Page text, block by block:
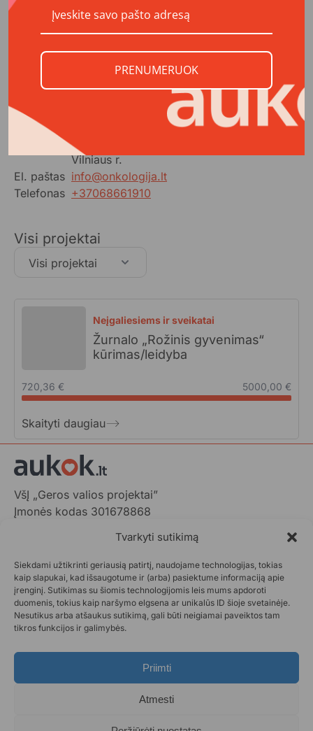
Tvarkyti sutikimą
Siekdami užtikrinti geriausią patirtį, naudojame technologijas, tokias
kaip slapukai, kad išsaugotume ir (arba) pasiektume informaciją apie
įrenginį. Sutikimas su šiomis technologijomis leis mums apdoroti
duomenis, tokius kaip naršymo elgsena ar unikalūs ID šioje svetainėje.
Nesutikus arba atšaukus sutikimą, gali būti neigiamai paveiktos tam
tikros funkcijos ir galimybės.
Priimti
Atmesti
Kontaktai
Šaltalankių g. 16-5, Klevinės vs.,
Vilniaus r.
El. paštas info@onkologija.lt
Telefonas +37068661910
Visi projektai
Visi projektai
Neįgaliesiems ir sveikatai
Žurnalo „Rožinis gyvenimas“
kūrimas/leidyba
720,36 € 5000,00 €
Skaityti daugiau
VšĮ „Geros valios projektai”
Įmonės kodas 301678868
LT-01103 Vilnius, Lietuva
+370 602 31001,info@aukok.lt
+370 698 24305 (verslo partnerystėms)
Kontaktai
Aukok.lt taisyklės
PRENUMERUOK